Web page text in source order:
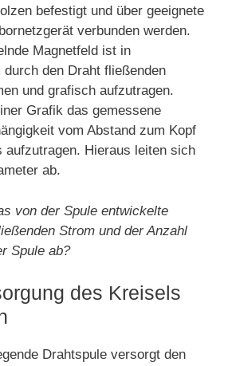
befestigt und über geeignete
verbunden werden.
Magnetfeld ist in
den Draht fließenden
und grafisch aufzutragen.
Grafik das gemessene
vom Abstand zum Kopf
aufzutragen. Hieraus leiten sich
ab.
von der Spule entwickelte
Strom und der Anzahl
Spule ab?
des Kreisels
Drahtspule versorgt den